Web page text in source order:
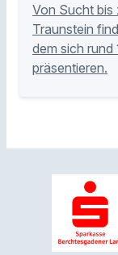
Von Sucht bis
Traunstein
dem sich rund
präsentieren.